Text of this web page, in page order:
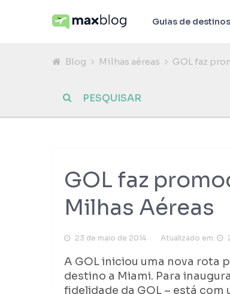
Guias de destinos
Blog Milhas aéreas GOL faz
GOL faz
Milhas Aéreas
23 de maio de 2014 Atualizado em:
A GOL iniciou uma nova rota
destino a Miami. Para
fidelidade da GOL – está